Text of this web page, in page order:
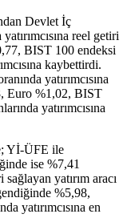
Devlet İç
reel getiri
BIST 100 endeksi
kaybettirdi.
yatırımcısına
Euro %1,02, BIST
yatırımcısına
Yİ-ÜFE ile
ise %7,41
sağlayan yatırım aracı
%5,98,
yatırımcısına en